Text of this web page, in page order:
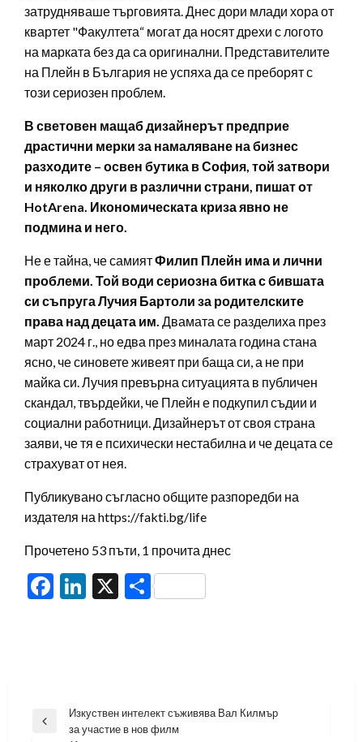
затрудняваше търговията. Днес дори млади хора от
квартет "Факултета“ могат да носят дрехи с логото
на марката без да са оригинални. Представителите
на Плейн в България не успяха да се преборят с
този сериозен проблем.
В световен мащаб дизайнерът предприе
драстични мерки за намаляване на бизнес
разходите – освен бутика в София, той затвори
и няколко други в различни страни, пишат от
HotArena. Икономическата криза явно не
подмина и него.
Не е тайна, че самиятФилип Плейн има и лични
проблеми. Той води сериозна битка с бившата
си съпруга Лучия Бартоли за родителските
права над децата им. Двамата се разделиха през
март 2024 г., но едва през миналата година стана
ясно, че синовете живеят при баща си, а не при
майка си. Лучия превърна ситуацията в публичен
скандал, твърдейки, че Плейн е подкупил съдии и
социални работници. Дизайнерът от своя страна
заяви, че тя е психически нестабилна и че децата се
страхуват от нея.
Публикувано съгласно общите разпоредби на
издателя на https://fakti.bg/life
Прочетено 53 пъти, 1 прочита днес
Facebook
LinkedIn
X Share
Навигация
Previous
Изкуствен интелект съживява Вал Килмър
за участие в нов филм